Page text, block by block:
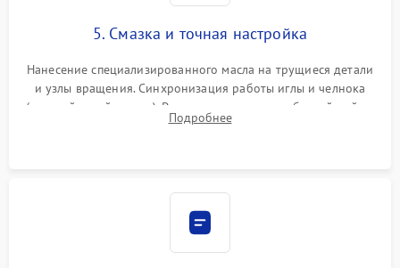
5. Смазка и точная настройка
Нанесение специализированного масла на трущиеся детали
и узлы вращения. Синхронизация работы иглы и челнока
(настройка таймингов). Регулировка высоты зубчатой рейки,
центровка игловодителя и калибровка натяжителей верхней
Подробнее